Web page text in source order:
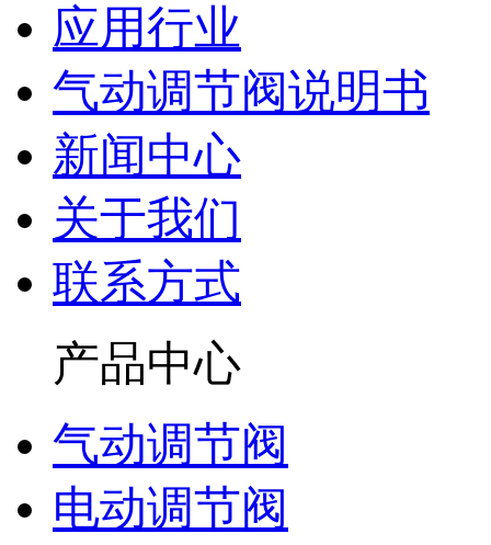
应用行业
气动调节阀说明书
新闻中心
关于我们
联系方式
产品中心
气动调节阀
电动调节阀